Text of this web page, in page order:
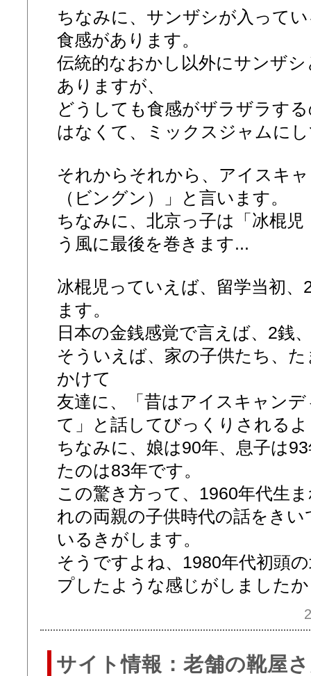
ちなみに、サンザシが入って
食感があります。
伝統的なおかし以外にサンザ
ありますが、
どうしても食感がザラザラす
はなくて、ミックスジャムに
それからそれから、アイスキ
（ビングン）」と言います。
ちなみに、北京っ子は「冰棍
う風に最後を巻きます...
冰棍児っていえば、留学当初
ます。
日本の金銭感覚で言えば、2銭
そういえば、家の子供たち、
かけて
友達に、「昔はアイスキャン
て」と話してびっくりされる
ちなみに、娘は90年、息子は
たのは83年です。
この驚き方って、1960年代生
れの両親の子供時代の話をき
いるきがします。
そうですよね、1980年代初頭
プしたような感じがしました
サイト情報：老舗の靴屋